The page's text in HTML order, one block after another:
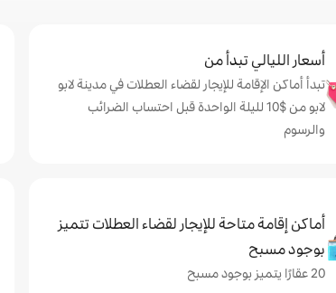
أسعار الليالي تبدأ من
تبدأ أماكن الإقامة للإيجار لقضاء العطلات في مدينة لابو
لابو من $‏10 لليلة الواحدة قبل احتساب الضرائب
والرسوم
أماكن إقامة متاحة للإيجار لقضاء العطلات تتميز
بوجود مسبح
20 عقارًا يتميز بوجود مسبح